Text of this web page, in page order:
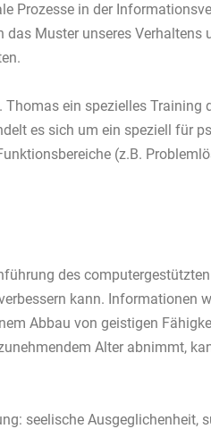
Prozesse in der
Muster unseres Verhaltens
ein spezielles Training
es sich um ein speziell für
(z.B.
des
kann. Informationen
Abbau von geistigen
Alter abnimmt,
seelische Ausgeglichenheit,